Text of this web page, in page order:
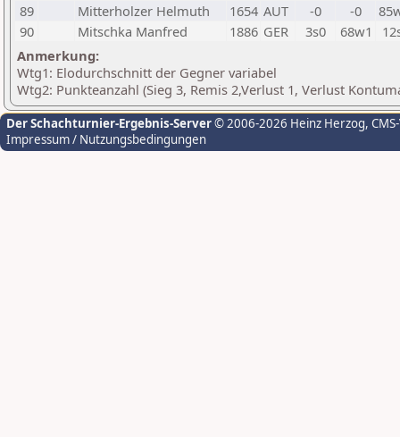
89
Mitterholzer Helmuth 1654 AUT -0 -0
90
Mitschka Manfred 1886 GER 3s0 68w1
Anmerkung:
Wtg1: Elodurchschnitt der Gegner variabel
Wtg2: Punkteanzahl (Sieg 3, Remis 2,Verlust 1, Verlust
Der Schachturnier-Ergebnis-Server© 2006-2026 Heinz Herzog,
Impressum / Nutzungsbedingungen